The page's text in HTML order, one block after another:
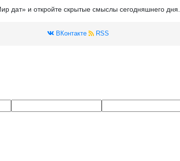
дат» и откройте скрытые смыслы сегодняшнего дня.
ВКонтакте RSS